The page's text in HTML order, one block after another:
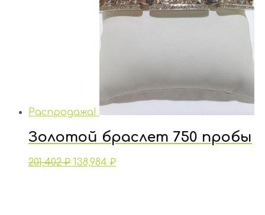
Распродажа!
Золотой браслет 750 пробы
201,402₽ 138,984 ₽